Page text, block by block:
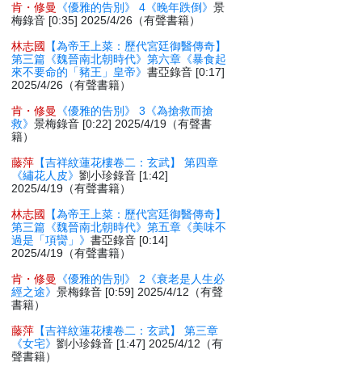
肯・修曼
《優雅的告別》 4《晚年跌倒》景
梅錄音 [0:35] 2025/4/26（有聲書籍）
林志國
【為帝王上菜：歷代宮廷御醫傳奇】
第三篇《魏晉南北朝時代》第六章《暴食起
來不要命的「豬王」皇帝》書亞錄音 [0:17]
2025/4/26（有聲書籍）
肯・修曼
《優雅的告別》 3《為搶救而搶
救》景梅錄音 [0:22] 2025/4/19（有聲書
籍）
藤萍 【吉祥紋蓮花樓卷二：玄武】 第四章
《繡花人皮》劉小珍錄音 [1:42]
2025/4/19（有聲書籍）
林志國
【為帝王上菜：歷代宮廷御醫傳奇】
第三篇《魏晉南北朝時代》第五章《美味不
過是「項臠」》書亞錄音 [0:14]
2025/4/19（有聲書籍）
肯・修曼
《優雅的告別》 2《衰老是人生必
經之途》景梅錄音 [0:59] 2025/4/12（有聲
書籍）
藤萍 【吉祥紋蓮花樓卷二：玄武】 第三章
《女宅》劉小珍錄音 [1:47] 2025/4/12（有
聲書籍）